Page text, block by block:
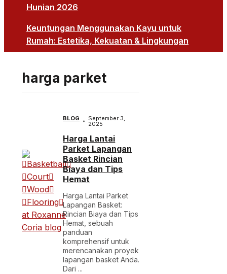
Hunian 2026
Keuntungan Menggunakan Kayu untuk
Rumah: Estetika, Kekuatan & Lingkungan
harga parket
BLOG September 3,
2025
Harga Lantai
Parket Lapangan
Basket Rincian
Biaya dan Tips
Hemat
Harga Lantai Parket
Lapangan Basket:
Rincian Biaya dan Tips
Hemat, sebuah
panduan
komprehensif untuk
merencanakan proyek
lapangan basket Anda.
Dari ...